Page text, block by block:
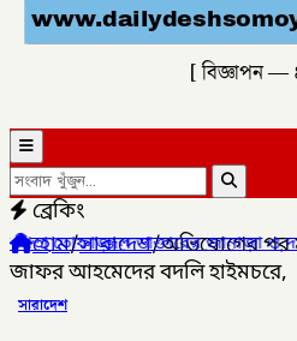
[ বিজ্ঞাপন
ব্রেকিং
জানাজা ও দাফন সম্পন্ন।✦
হোম/সারাদেশ/অভিযোগের
জাফর আহমেদের বদলি হাইমচরে,
সারাদেশ